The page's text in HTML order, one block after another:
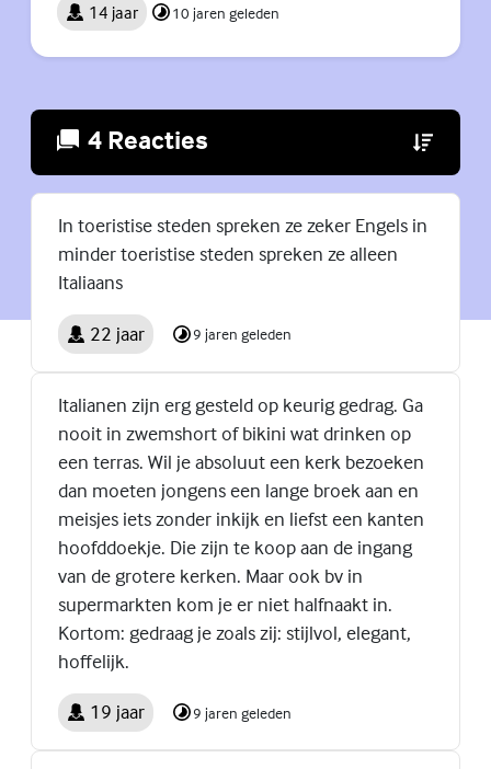
14 jaar 10 jaren geleden
4 Reacties (Externe
In toeristise steden spreken ze zeker Engels in
minder toeristise steden spreken ze alleen
Italiaans
22 jaar 9 jaren geleden
Italianen zijn erg gesteld op keurig gedrag. Ga
nooit in zwemshort of bikini wat drinken op
een terras. Wil je absoluut een kerk bezoeken
dan moeten jongens een lange broek aan en
meisjes iets zonder inkijk en liefst een kanten
hoofddoekje. Die zijn te koop aan de ingang
van de grotere kerken. Maar ook bv in
supermarkten kom je er niet halfnaakt in.
Kortom: gedraag je zoals zij: stijlvol, elegant,
hoffelijk.
19 jaar 9 jaren geleden